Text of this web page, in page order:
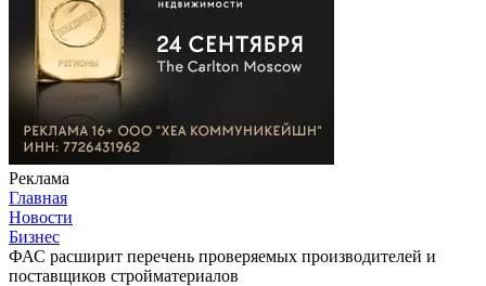
Реклама
Главная
Новости
Бизнес
ФАС расширит перечень проверяемых производителей и
поставщиков стройматериалов